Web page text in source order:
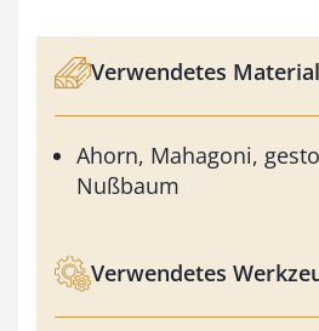
Verwendetes Material
Ahorn, Mahagoni,
Nußbaum
Verwendetes